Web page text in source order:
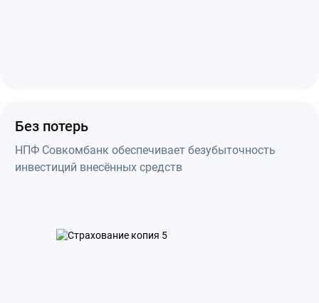
Без потерь
НПФ Совкомбанк обеспечивает безубыточность
инвестиций внесённых средств